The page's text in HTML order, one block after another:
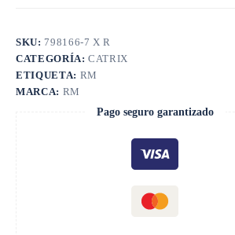
SKU: 798166-7 X R
CATEGORÍA:CATRIX
ETIQUETA: RM
MARCA: RM
Pago seguro garantizado